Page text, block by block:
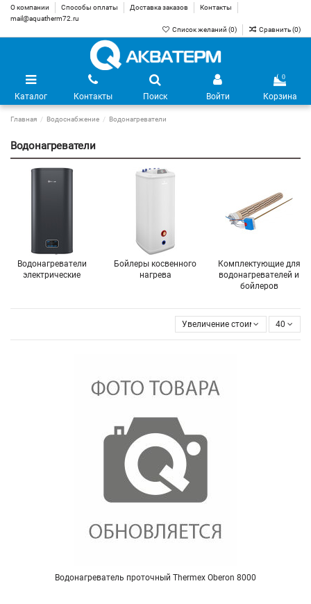
О компании Способы оплаты Доставка заказов
Контакты
mail@aquatherm72.ru
Список желаний (0) Сравнить (0)
Каталог Контакты Поиск Войти
0
Корзина
Главная Водоснабжение Водонагреватели
Водонагреватели
Водонагреватели
электрические
Бойлеры косвенного
нагрева
Комплектующие для
водонагревателей и
бойлеров
Увеличение стоимости 40
Водонагреватель проточный Thermex Oberon 8000